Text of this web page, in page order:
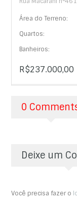
Área do Terreno:
Quartos:
Banheiros:
R$237.000,00
0
Deixe um
Você precisa fazer o